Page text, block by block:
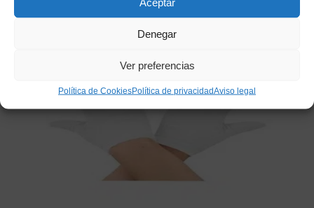
Denegar
Ver preferencias
Política de CookiesPolítica de privacidadAviso legal